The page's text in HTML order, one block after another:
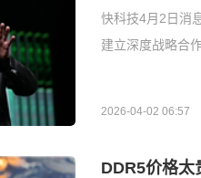
快科技4月2日消
建立深度战略合
2026-04-02 06:57
DDR5价格太